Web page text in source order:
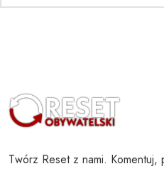
Twórz Reset z nami. Komentuj,